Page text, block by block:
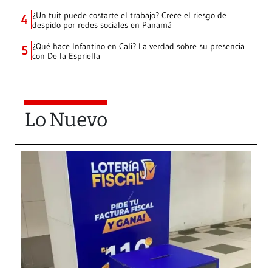
4 ¿Un tuit puede costarte el trabajo? Crece el riesgo de
despido por redes sociales en Panamá
5 ¿Qué hace Infantino en Cali? La verdad sobre su presencia
con De la Espriella
Lo Nuevo